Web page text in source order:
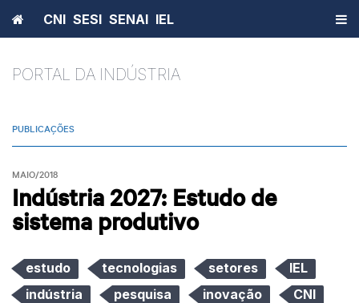
HomeCNI SESI SENAI IEL
PORTAL DA INDÚSTRIA
PUBLICAÇÕES
MAIO/2018
Indústria 2027: Estudo de
sistema produtivo
estudo tecnologias setores
IEL
indústria
pesquisa inovação
CNI